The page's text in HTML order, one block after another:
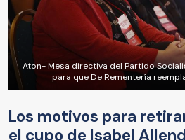
Aton- Mesa directiva del Partido
para que De Rementería
Los motivos para
el cupo de Isabel